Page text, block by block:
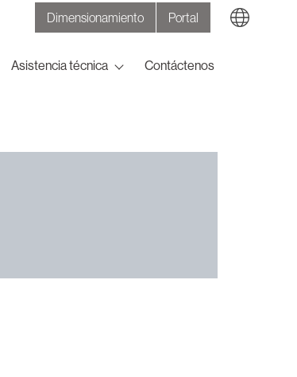
Dimensionamiento Portal
Asistencia técnica Contáctenos